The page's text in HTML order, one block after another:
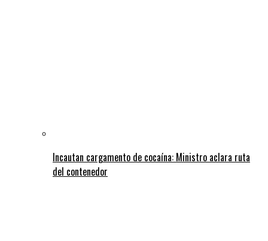
Incautan cargamento de cocaína: Ministro aclara ruta
del contenedor